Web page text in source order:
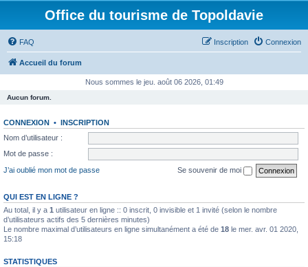
Office du tourisme de Topoldavie
FAQ Connexion
Inscription
Accueil du forum
Nous sommes le jeu. août 06 2026, 01:49
Aucun forum.
CONNEXION • INSCRIPTION
Nom d’utilisateur :
Mot de passe :
J’ai oublié mon mot de passe
Se souvenir de moi
QUI EST EN LIGNE ?
Au total, il y a 1 utilisateur en ligne :: 0 inscrit, 0 invisible et 1 invité (selon le nombre
d’utilisateurs actifs des 5 dernières minutes)
Le nombre maximal d’utilisateurs en ligne simultanément a été de 18 le mer. avr. 01 2020,
15:18
STATISTIQUES